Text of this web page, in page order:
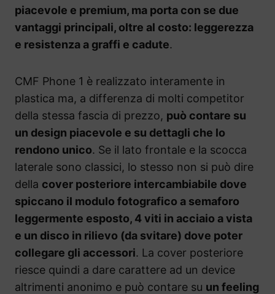
piacevole e premium, ma porta con se due
vantaggi principali, oltre al costo: leggerezza
e resistenza a graffi e cadute.
CMF Phone 1 è realizzato interamente in
plastica ma, a differenza di molti competitor
della stessa fascia di prezzo, può contare su
un design piacevole e su dettagli che lo
rendono unico. Se il lato frontale e la scocca
laterale sono classici, lo stesso non si può dire
della cover posteriore intercambiabile dove
spiccano il modulo fotografico a semaforo
leggermente esposto, 4 viti in acciaio a vista
e un disco in rilievo (da svitare) dove poter
collegare gli accessori. La cover posteriore
riesce quindi a dare carattere ad un device
altrimenti anonimo e può contare su un feeling